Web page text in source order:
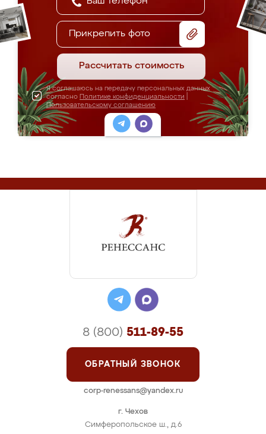
Прикрепить фото
Рассчитать стоимость
Я соглашаюсь на передачу персональных данных
согласно Политике конфиденциальности
Пользовательскому соглашению
г. Чехов
Симферопольское ш., д.6
8 (800) 511-89-55
ОБРАТНЫЙ ЗВОНОК
corp-renessans@yandex.ru